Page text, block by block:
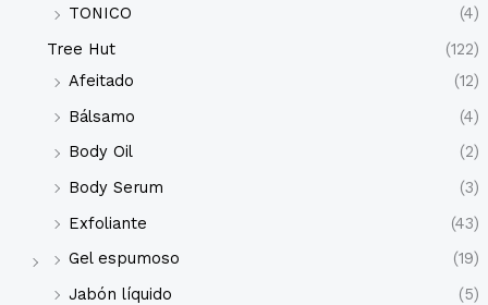
TONICO
(4)
Tree Hut
(122)
Afeitado
(12)
Bálsamo
(4)
Body Oil
(2)
Body Serum
(3)
Exfoliante
(43)
Gel espumoso
(19)
Jabón líquido
(5)